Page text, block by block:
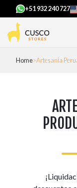
+51 932 240 727
Home Artesania